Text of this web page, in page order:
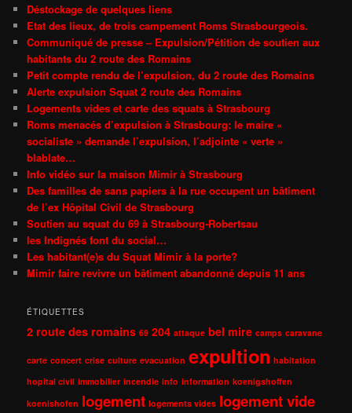
Déstockage de quelques liens
Etat des lieux, de trois campement Roms Strasbourgeois.
Communiqué de presse – Expulsion/Pétition de soutien aux
habitants du 2 route des Romains
Petit compte rendu de l’expulsion, du 2 route des Romains
Alerte expulsion Squat 2 route des Romains
Logements vides et carte des squats à Strasbourg
Roms menacés d’expulsion à Strasbourg: le maire «
socialiste » demande l’expulsion, l’adjointe « verte »
blablate…
Info vidéo sur la maison Mimir à Strasbourg
Des familles de sans papiers à la rue occupent un bâtiment
de l’ex Hôpital Civil de Strasbourg
Soutien au squat du 69 à Strasbourg-Robertsau
les Indignés font du social…
Les habitant(e)s du Squat Mimir à la porte?
Mimir faire revivre un bâtiment abandonné depuis 11 ans
ÉTIQUETTES
2 route des romains 69 204 attaque bel mire camps caravane
carte concert crise culture evacuation expultion habitation
hopital civil immobilier incendie info information koenigshoffen
koenishofen logement logements vides logement vide